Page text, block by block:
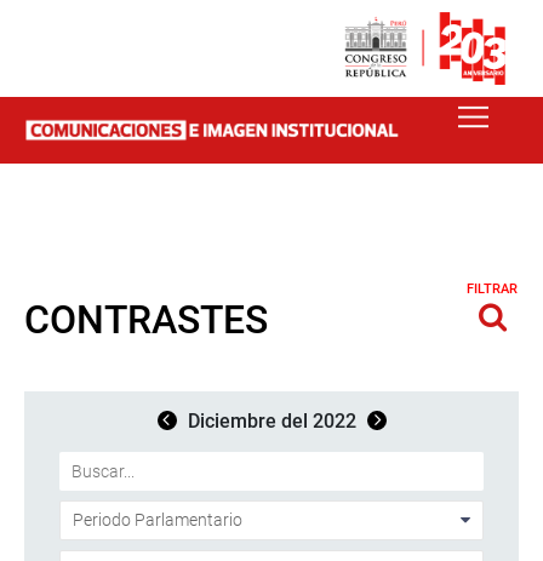
CONTRASTES
FILTRAR
Diciembre del 2022